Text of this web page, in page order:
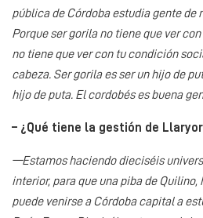
pública de Córdoba estudia gente de
Porque ser gorila no tiene que ver
no tiene que ver con tu condición
cabeza. Ser gorila es ser un hijo de
hijo de puta. El cordobés es buena
– ¿Qué tiene la gestión de
—Estamos haciendo dieciséis
interior, para que una piba de
puede venirse a Córdoba capital a